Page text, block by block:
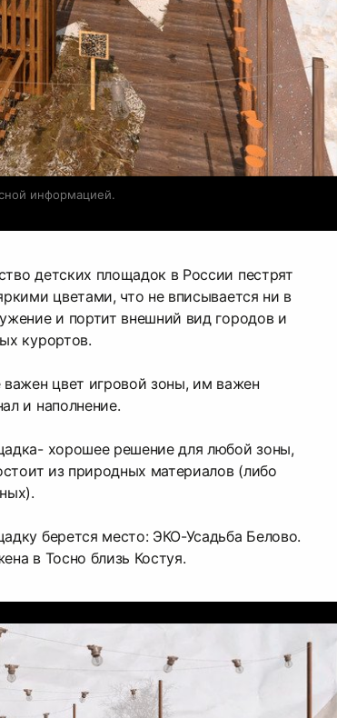
информацией.
детских площадок в России пестрят
цветами, что не вписывается ни в
и портит внешний вид городов и
курортов.
цвет игровой зоны, им важен
и наполнение.
хорошее решение для любой зоны,
из природных материалов (либо
берется место: ЭКО-Усадьба Белово.
в Тосно близь Костуя.